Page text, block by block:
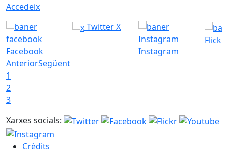
Accedeix
Facebook
Twitter X
Instagram
Flickr
AnteriorSegüent
1
2
3
Xarxes socials:
Crèdits